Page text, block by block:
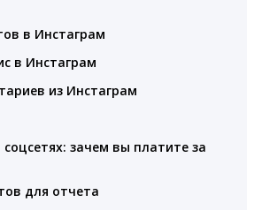
в Инстаграм
в Инстаграм
из Инстаграм
зачем вы платите за
для отчета